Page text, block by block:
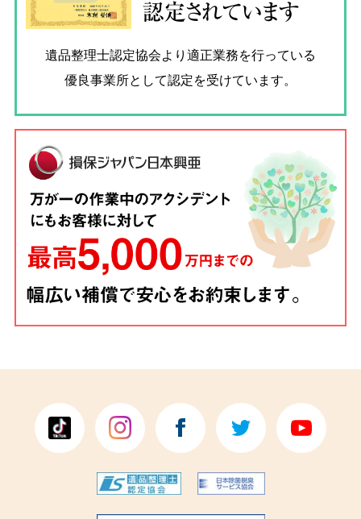
認定されています
遺品整理士認定協会より適正業務を行っている
優良事業所として認定を受けています。